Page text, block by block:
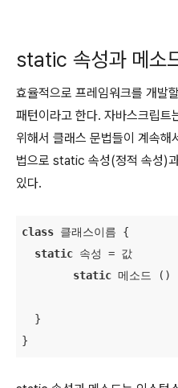
static 속성과 메소
효율적으로 프레임워크를 개발
패턴이라고 한다. 자바스크립트
위해서 클래스 문법들이 계속해
법으로 static 속성(정적 속성)
있다.
class 클래스이름 {
static 속성 = 값
static 메소드 ()
  }
}